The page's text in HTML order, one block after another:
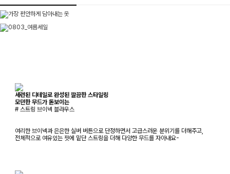
세련된 디테일로 완성된 깔끔한 스타일링
모던한 무드가 돋보이는
# 스트링 브이넥 블라우스
여리한 브이넥과 은은한 실버 버튼으로 단정하면서 고급스러운 분위기를 더해주고,
전체적으로 여유있는 핏에 밑단 스트링을 더해 다양한 무드를 자아내요-